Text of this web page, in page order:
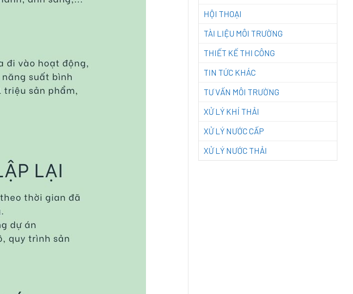
HỘI THOẠI
TÀI LIỆU MÔI TRƯỜNG
THIẾT KẾ THI CÔNG
TIN TỨC KHÁC
TƯ VẤN MÔI TRƯỜNG
XỬ LÝ KHÍ THẢI
XỬ LÝ NƯỚC CẤP
XỬ LÝ NƯỚC THẢI